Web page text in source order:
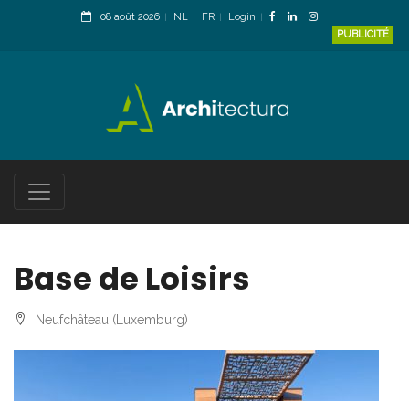
08 août 2026 NL FR
Login
PUBLICITÉ
Base de Loisirs
Neufchâteau (Luxemburg)